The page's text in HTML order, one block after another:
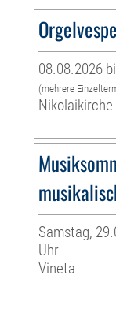
08.08.2026
(mehrere
Nikolaikirche
Samstag,
Uhr
Vineta